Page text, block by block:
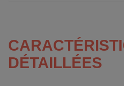
DÉTAILLÉES